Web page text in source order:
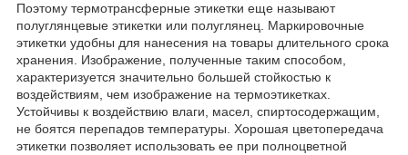
Поэтому термотрансферные этикетки еще называют
полуглянцевые этикетки или полуглянец. Маркировочные
этикетки удобны для нанесения на товары длительного срока
хранения. Изображение, полученные таким способом,
характеризуется значительно большей стойкостью к
воздействиям, чем изображение на термоэтикетках.
Устойчивы к воздействию влаги, масел, спиртосодержащим,
не боятся перепадов температуры. Хорошая цветопередача
этикетки позволяет использовать ее при полноцветной